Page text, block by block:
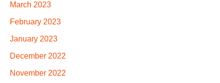
March 2023
February 2023
January 2023
December 2022
November 2022